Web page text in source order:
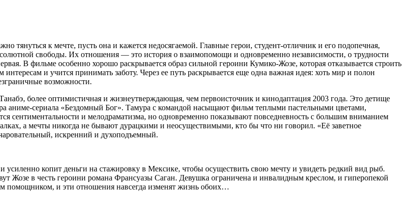
к мечте, пусть она и кажется недосягаемой. Главные герои, студент-отличник и его подопечная,
свободы. Их отношения — это история о взаимопомощи и одновременно независимости, о трудности
В фильме особенно хорошо раскрывается образ сильной героини Кумико-Жозе, которая отказывается строить
и учится принимать заботу. Через ее путь раскрывается еще одна важная идея: хоть мир и полон
возможности.
более оптимистичная и жизнеутверждающая, чем первоисточник и кинодаптация 2003 года. Это детище
аниме-сериала «Бездомный Бог». Тамура с командой насыщают фильм теплыми пастельными цветами,
сентиментальности и мелодраматизма, но одновременно показывают повседневность с большим вниманием
а мечты никогда не бывают дурацкими и неосуществимыми, кто бы что ни говорил. «Её заветное
искренний и духоподъемный.
усиленно копит деньги на стажировку в Мексике, чтобы осуществить свою мечту и увидеть редкий вид рыб.
Жозе в честь героини романа Франсуазы Саган. Девушка ограничена и инвалидным креслом, и гиперопекой
помощником, и эти отношения навсегда изменят жизнь обоих…